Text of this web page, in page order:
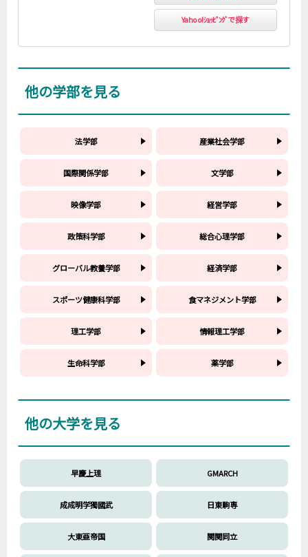
Yahoo!ｼｮｯﾋﾟﾝｸﾞで探す
他の学部を見る
法学部 産業社会学部
国際関係学部 文学部
映像学部 経営学部
政策科学部 総合心理学部
グローバル教養学部 経済学部
スポーツ健康科学部 食マネジメント学部
理工学部 情報理工学部
生命科学部 薬学部
他の大学を見る
早慶上理 GMARCH
成成明学獨國武 日東駒専
大東亜帝国 関関同立